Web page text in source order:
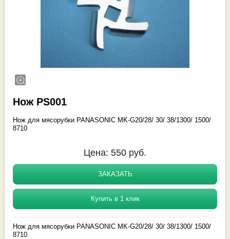
Нож PS001
Нож для мясорубки PANASONIC MK-G20/28/ 30/ 38/1300/ 1500/
8710
Цена: 550 руб.
ЗАКАЗАТЬ
Купить в 1 клик
Нож для мясорубки PANASONIC MK-G20/28/ 30/ 38/1300/ 1500/
8710